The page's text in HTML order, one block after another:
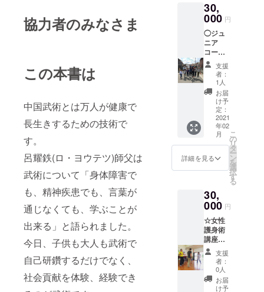
協力者のみなさま
この本書は
中国武術とは万人が健康で
長生きするための技術で
す。
呂耀鉄(ロ・ヨウテツ)師父は
武術について「身体障害で
も、精神疾患でも、言葉が
通じなくても、学ぶことが
出来る」と語られました。
今日、子供も大人も武術で
自己研鑽するだけでなく、
社会貢献を体験、経験でき
す) ＊場
所 (会場
は関西
圏での
阿倍野
スポー
ツセン
ター、
木津川
市いず
みホー
ル、生
駒市図
書会館
など予
援者の
交通費
支払い
できま
せんの
で、何
卒ご了
承くだ
さい 関
西圏以
外での
体験講
下さい
＊日程
2月上旬
頃から
体験講
座を開
始しま
す) ＊場
所 (会場
は関西
圏での
阿倍野
スポー
ツセン
ター、
木津川
駒市図
書会館
など予
定) ＊支
援者の
交通費
や滞在
費はお
支払い
できま
せんの
内功丹
田カン
フーで
す。こ
のマッ
サージ
で内臓
循環の
安定、
自律神
経を整
え、生
理痛、
便秘、
冷え性
の改善
をもた
予防に
効果が
す。 ★
複数名
での参
加可能
です ★
講座時
間は2時
間程度
30,
000 円
◯ジュ
ニア
コー
ス、体
幹と身
体コン
トロー
ル講座
5才ぐら
いから
の子供
を指導
いたし
ます。
野球や
してい
る子供
たちへ
の体幹
トレー
ニング
です。
ゴール
デン
エージ
の前に
支援
者：
1人
お届
け予
定：
2021
年02
月
詳細を見る
こ
の
リ
タ
ー
ン
を
選
択
す
る
30,
000 円
☆女性
護身術
講座
ニュー
ヨーク
市警の
基本的
な護身
支援
者：
0人
お届
け予